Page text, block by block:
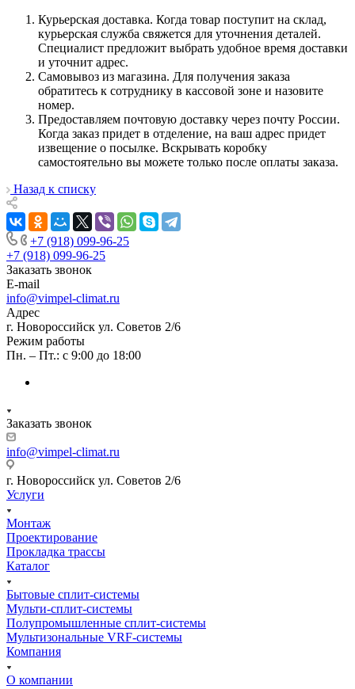
Курьерская доставка. Когда товар поступит на склад,
курьерская служба свяжется для уточнения деталей.
Специалист предложит выбрать удобное время доставки
и уточнит адрес.
Самовывоз из магазина. Для получения заказа
обратитесь к сотруднику в кассовой зоне и назовите
номер.
Предоставляем почтовую доставку через почту России.
Когда заказ придет в отделение, на ваш адрес придет
извещение о посылке. Вскрывать коробку
самостоятельно вы можете только после оплаты заказа.
Назад к списку
+7 (918) 099-96-25
+7 (918) 099-96-25
Заказать звонок
E-mail
info@vimpel-climat.ru
Адрес
г. Новороссийск ул. Советов 2/6
Режим работы
Пн. – Пт.: с 9:00 до 18:00
Заказать звонок
info@vimpel-climat.ru
г. Новороссийск ул. Советов 2/6
Услуги
Монтаж
Проектирование
Прокладка трассы
Каталог
Бытовые сплит-системы
Мульти-сплит-системы
Полупромышленные сплит-системы
Мультизональные VRF-системы
Компания
О компании